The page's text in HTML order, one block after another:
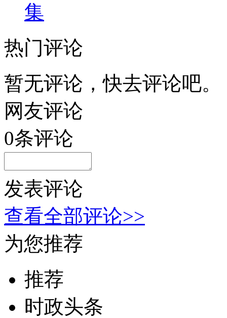
集
热门评论
暂无评论，快去评论吧。
网友评论
0条评论
发表评论
查看全部评论>>
为您推荐
推荐
时政头条